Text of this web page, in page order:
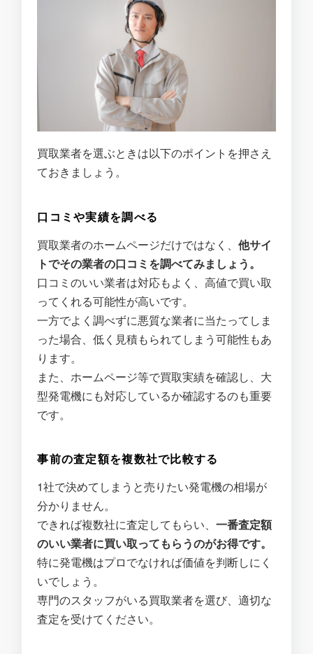
買取業者を選ぶときは以下のポイントを押さえ
ておきましょう。
口コミや実績を調べる
買取業者のホームページだけではなく、他サイ
トでその業者の口コミを調べてみましょう。
口コミのいい業者は対応もよく、高値で買い取
ってくれる可能性が高いです。
一方でよく調べずに悪質な業者に当たってしま
った場合、低く見積もられてしまう可能性もあ
ります。
また、ホームページ等で買取実績を確認し、大
型発電機にも対応しているか確認するのも重要
です。
事前の査定額を複数社で比較する
1社で決めてしまうと売りたい発電機の相場が
分かりません。
できれば複数社に査定してもらい、一番査定額
のいい業者に買い取ってもらうのがお得です。
特に発電機はプロでなければ価値を判断しにく
いでしょう。
専門のスタッフがいる買取業者を選び、適切な
査定を受けてください。